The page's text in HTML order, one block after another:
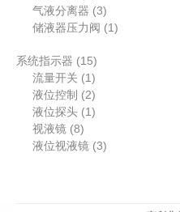
品
产
品
个
产
气液分离器 33
个
储液器压力阀 1 1
系统指示器 151
5
个
产
流量开关 1 1
个
产
液位控制 22
个
品
液位探头 1 1
产
视液镜 88
个
液位视液镜 33